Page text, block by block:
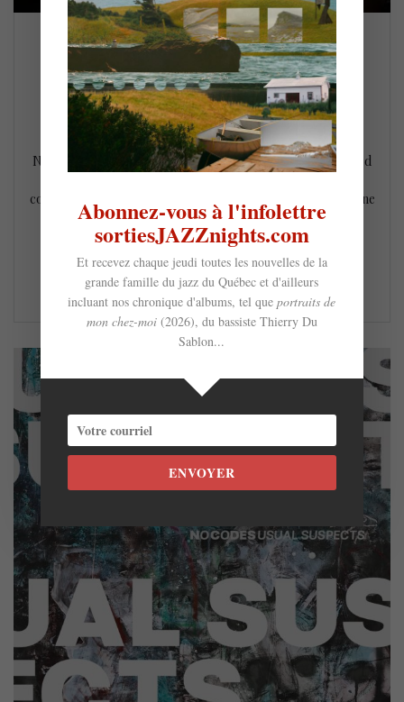
annulation : Benjamin Deschamps –
Augmented Reality @ l’Outremont (16
janvier)
2 janvier 2025
NDLR : Suite au décès tragique du saxophoniste Mario Allard
compositeur Benjamin Deschamps est bien connu sur la scène
jazz canadienne pour ses quatre albums acclamés par la
critique. Après s’être produit dans tout le Canada et en
Europe, il nous propose la musique de son…
LIRE LA SUITE
Abonnez-vous à l'infolettre
sortiesJAZZnights.com
Et recevez chaque jeudi toutes les nouvelles de la
grande famille du jazz du Québec et d'ailleurs
incluant nos chronique d'albums, tel queportraits de
mon chez-moi (2026), du bassiste Thierry Du
Sablon...
ENVOYER